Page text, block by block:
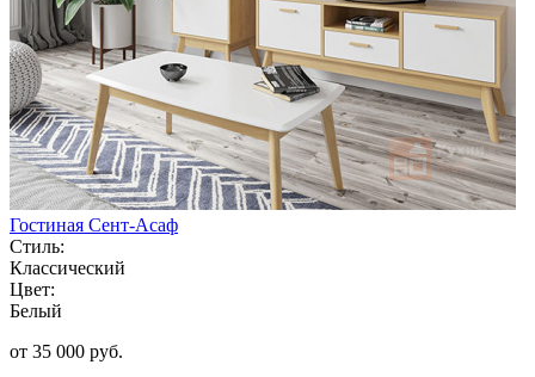
Гостиная Сент-Асаф
Стиль:
Классический
Цвет:
Белый
от 35 000 руб.